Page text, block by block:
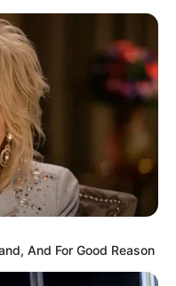
And For Good Reason